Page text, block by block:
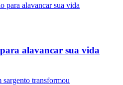
alavancar sua vida